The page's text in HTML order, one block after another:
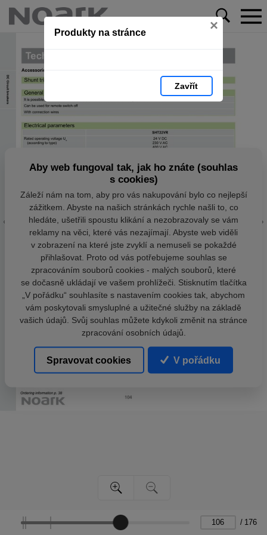
Produkty na stránce ×
Zavřít
/ 176
Aby web fungoval tak, jak ho znáte (souhlas
s cookies)
Záleží nám na tom, aby pro vás nakupování bylo co nejlepší
zážitkem. Abyste na našich stránkách rychle našli to, co
hledáte, ušetřili spoustu klikání a nezobrazovaly se vám
reklamy na věci, které vás nezajímají. Abyste web viděli
v zobrazení na které jste zvyklí a nemuseli se pokaždé
přihlašovat. Proto od vás potřebujeme souhlas se
zpracováním souborů cookies - malých souborů, které
se dočasně ukládají ve vašem prohlížeči. Stisknutím tlačítka
„V pořádku“ souhlasíte s nastavením cookies tak, abychom
vám poskytovali smysluplné a užitečné služby na základě
vašich údajů. Svůj souhlas můžete kdykoli změnit na stránce
zpracování osobních údajů.
Spravovat cookies V pořádku